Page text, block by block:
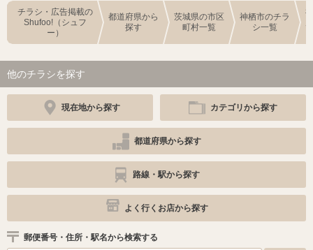
チラシ・広告掲載の
Shufoo!（シュフ
ー）
都道府県から
探す
茨城県の市区
町村一覧
神栖市のチラ
シ一覧
他のチラシを探す
現在地から探す カテゴリから探す
都道府県から探す
路線・駅から探す
よく行くお店から探す
郵便番号・住所・駅名から検索する